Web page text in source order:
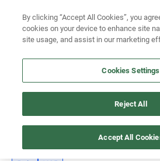
By clicking “Accept All Cookies”, you
cookies on your device to enhance site
site usage, and assist in our marketing
Cookies Settings
Reject All
Accept All